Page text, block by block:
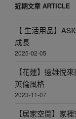
近期文章 ARTICLE
【 生活用品】
成長
2025-02-05
【花蓮】遠雄悅
英倫風格
2023-11-07
【居家空間】家